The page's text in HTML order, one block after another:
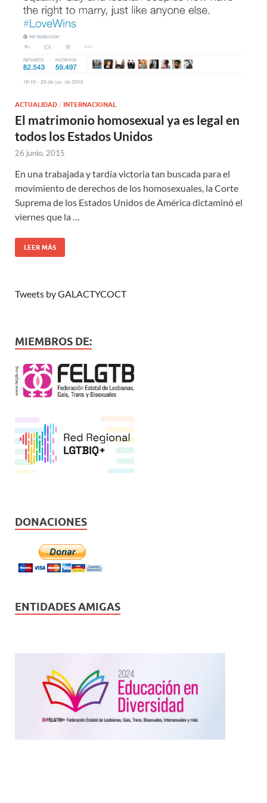
ACTUALIDAD / INTERNACIONAL
El matrimonio homosexual ya es legal en
todos los Estados Unidos
26 junio, 2015
En una trabajada y tardía victoria tan buscada para el
movimiento de derechos de los homosexuales, la Corte
Suprema de los Estados Unidos de América dictaminó el
viernes que la …
LEER MÁS
Tweets by GALACTYCOCT
MIEMBROS DE:
DONACIONES
ENTIDADES AMIGAS